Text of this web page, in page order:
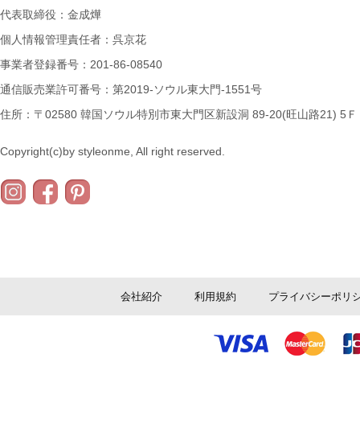
代表取締役：金成燁
個人情報管理責任者：呉京花
事業者登録番号：201-86-08540
通信販売業許可番号：第2019-ソウル東大門-1551号
住所：〒02580 韓国ソウル特別市東大門区新設洞 89-20(旺山路21) 5Ｆ
Copyright(c)by styleonme, All right reserved.
会社紹介 利用規約 プライバシーポリ